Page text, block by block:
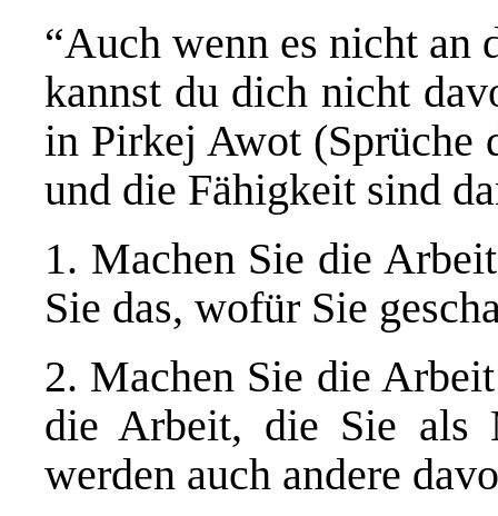
“Auch wenn es nicht an
kannst du dich nicht
in Pirkej Awot (Sprüche
und die Fähigkeit sind
1. Machen Sie die
Sie das, wofür Sie
2. Machen Sie die
die Arbeit, die Sie als
werden auch andere